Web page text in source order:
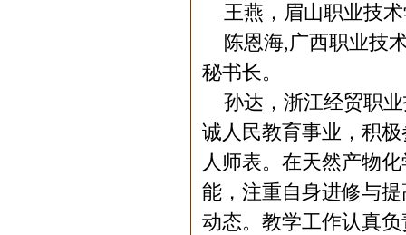
王燕，眉山职业技术
陈恩海,广西职业技
秘书长。
孙达，浙江经贸职业
诚人民教育事业，积
人师表。在天然产物
能，注重自身进修与
动态。教学工作认真